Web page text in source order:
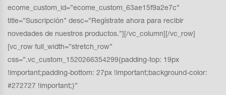
ecome_custom_id=”ecome_custom_63ae15f9a2e7c”
title=”Suscripción” desc=”Regístrate ahora para recibir
novedades de nuestros productos.”][/vc_column][/vc_row]
[vc_row full_width=”stretch_row”
css=”.vc_custom_1520266354299{padding-top: 19px
!important;padding-bottom: 27px !important;background-color:
#272727 !important;}”